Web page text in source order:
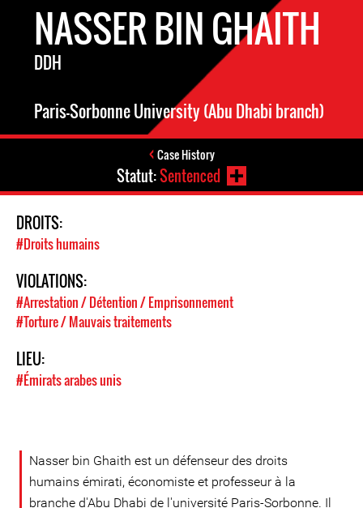
NASSER BIN GHAITH
DDH
Paris-Sorbonne University (Abu Dhabi branch)
Case History
Statut:Sentenced
DROITS:
#Droits humains
VIOLATIONS:
#Arrestation / Détention / Emprisonnement
#Torture / Mauvais traitements
LIEU:
#Émirats arabes unis
Nasser bin Ghaith est un défenseur des droits
humains émirati, économiste et professeur à la
branche d'Abu Dhabi de l'université Paris-Sorbonne. Il